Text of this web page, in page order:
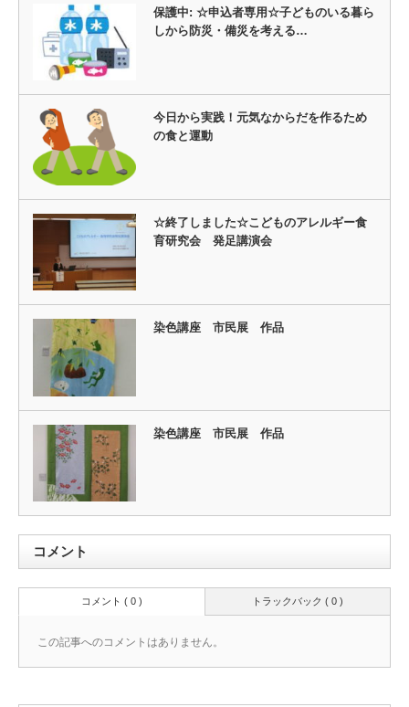
保護中: ☆申込者専用☆子どものいる暮ら
しから防災・備災を考える…
今日から実践！元気なからだを作るため
の食と運動
☆終了しました☆こどものアレルギー食
育研究会 発足講演会
染色講座 市民展 作品
染色講座 市民展 作品
コメント
トラックバック ( 0 )
コメント ( 0 )
この記事へのコメントはありません。